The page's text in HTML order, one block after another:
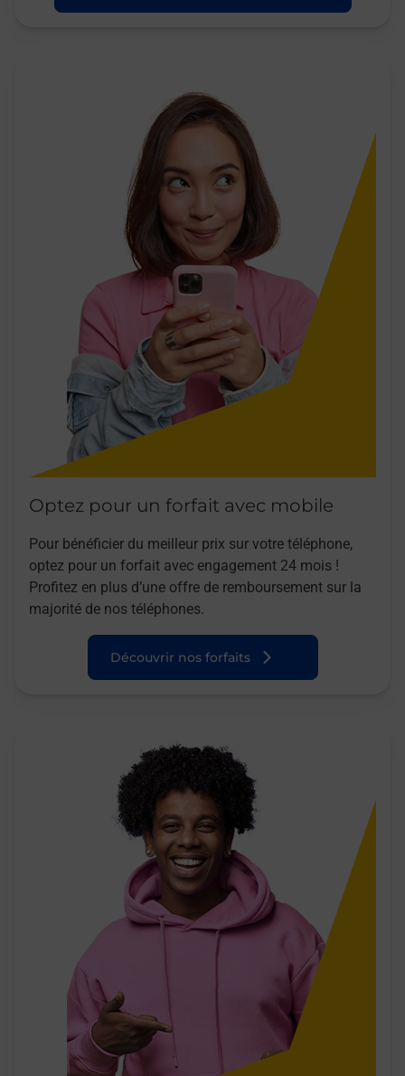
Optez pour un forfait avec mobile
Pour bénéficier du meilleur prix sur votre téléphone,
optez pour un forfait avec engagement 24 mois !
Profitez en plus d’une offre de remboursement sur la
majorité de nos téléphones.
Découvrir nos forfaits